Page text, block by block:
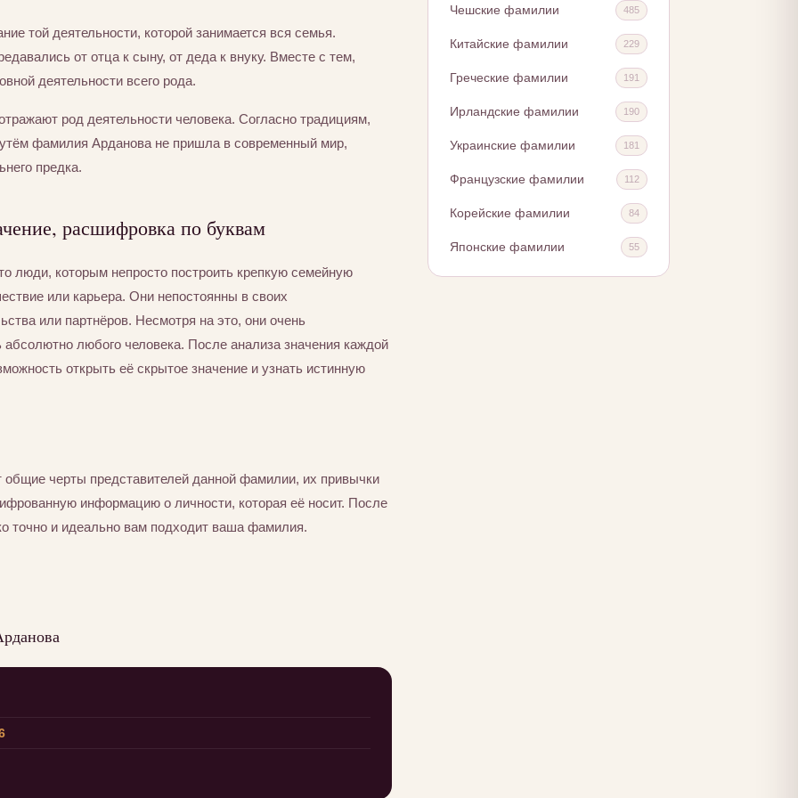
той деятельности, которой занимается вся семья.
от отца к сыну, от деда к внуку. Вместе с тем,
деятельности всего рода.
род деятельности человека. Согласно традициям,
фамилия Арданова не пришла в современный мир,
предка.
расшифровка по буквам
люди, которым непросто построить крепкую семейную
или карьера. Они непостоянны в своих
или партнёров. Несмотря на это, они очень
любого человека. После анализа значения каждой
открыть её скрытое значение и узнать истинную
черты представителей данной фамилии, их привычки
информацию о личности, которая её носит. После
точно и идеально вам подходит ваша фамилия.
Чешские фамилии 485
Китайские фамилии 229
Греческие фамилии 191
Ирландские фамилии 190
Украинские фамилии 181
Французские фамилии 112
Корейские фамилии 84
Японские фамилии 55